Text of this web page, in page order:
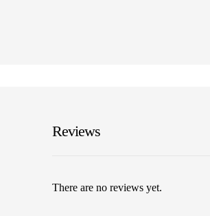
Reviews
There are no reviews yet.